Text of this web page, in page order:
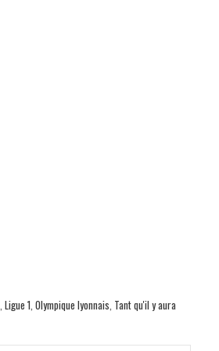
Ligue 1 Olympique lyonnais Tant qu'il y aura